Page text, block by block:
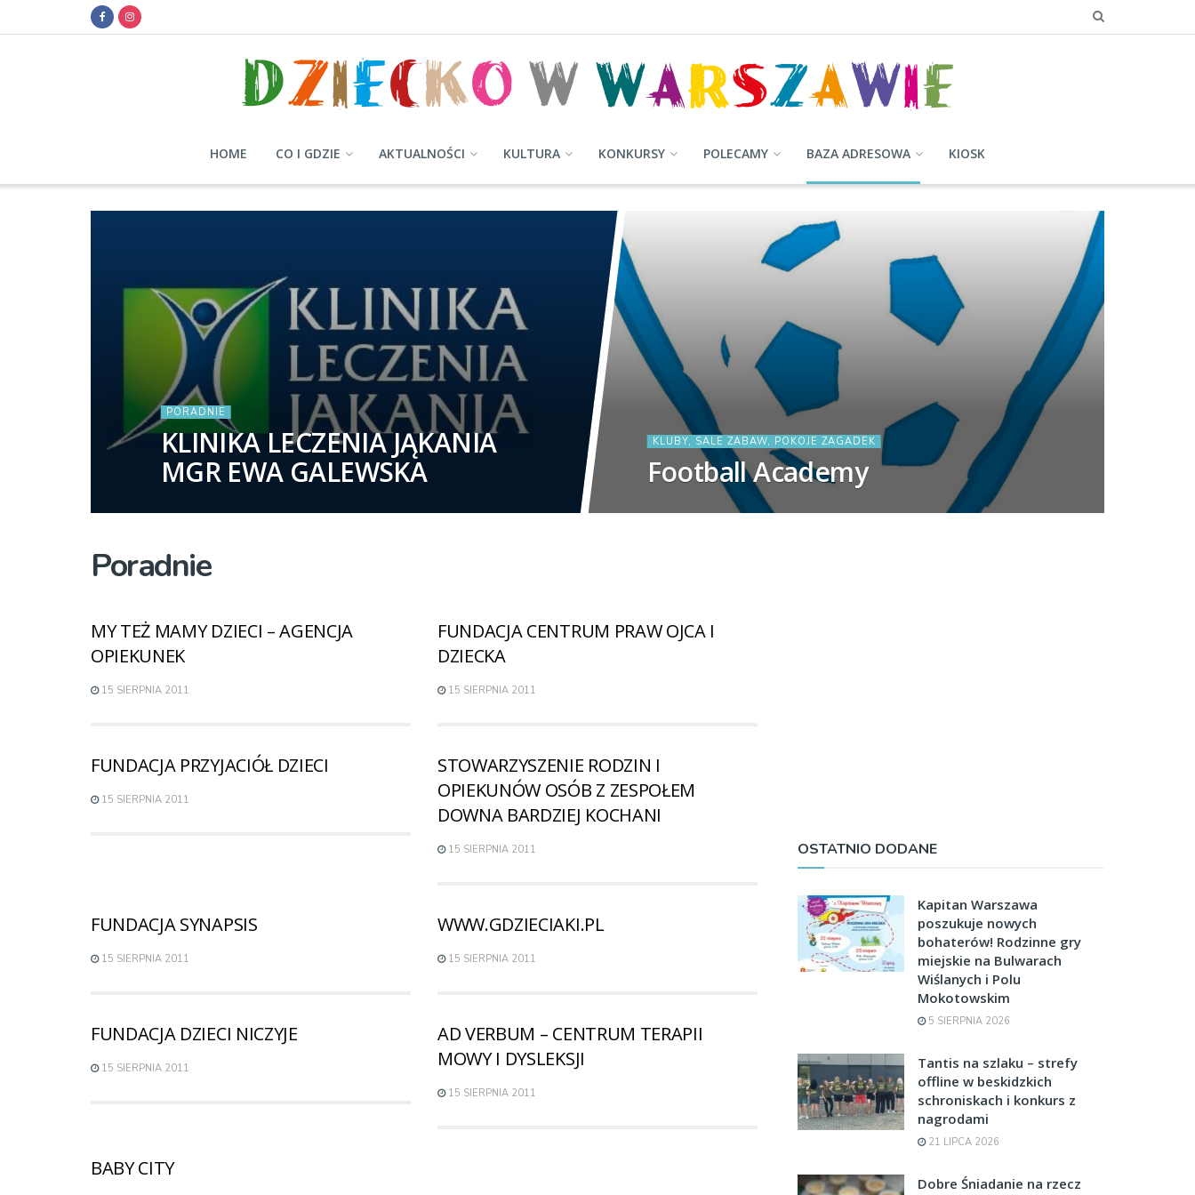
HOME CO I GDZIE AKTUALNOŚCI KULTURA KONKURSY POLECAMY BAZA ADRESOWA KIOSK
PORADNIE
KLINIKA LECZENIA JĄKANIA
MGR EWA GALEWSKA
KLUBY, SALE ZABAW, POKOJE ZAGADEK
Football Academy
Poradnie
MY TEŻ MAMY DZIECI – AGENCJA
OPIEKUNEK
15 SIERPNIA 2011
FUNDACJA CENTRUM PRAW OJCA I
DZIECKA
15 SIERPNIA 2011
FUNDACJA PRZYJACIÓŁ DZIECI
15 SIERPNIA 2011
STOWARZYSZENIE RODZIN I
OPIEKUNÓW OSÓB Z ZESPOŁEM
DOWNA BARDZIEJ KOCHANI
15 SIERPNIA 2011
FUNDACJA SYNAPSIS
15 SIERPNIA 2011
WWW.GDZIECIAKI.PL
15 SIERPNIA 2011
FUNDACJA DZIECI NICZYJE
15 SIERPNIA 2011
AD VERBUM – CENTRUM TERAPII
MOWY I DYSLEKSJI
15 SIERPNIA 2011
BABY CITY
OSTATNIO DODANE
Kapitan Warszawa
poszukuje nowych
bohaterów! Rodzinne gry
miejskie na Bulwarach
Wiślanych i Polu
Mokotowskim
5 SIERPNIA 2026
Tantis na szlaku – strefy
offline w beskidzkich
schroniskach i konkurs z
nagrodami
21 LIPCA 2026
Dobre Śniadanie na rzecz